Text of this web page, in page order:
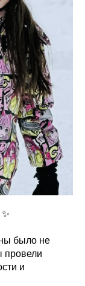
было не
провели
и